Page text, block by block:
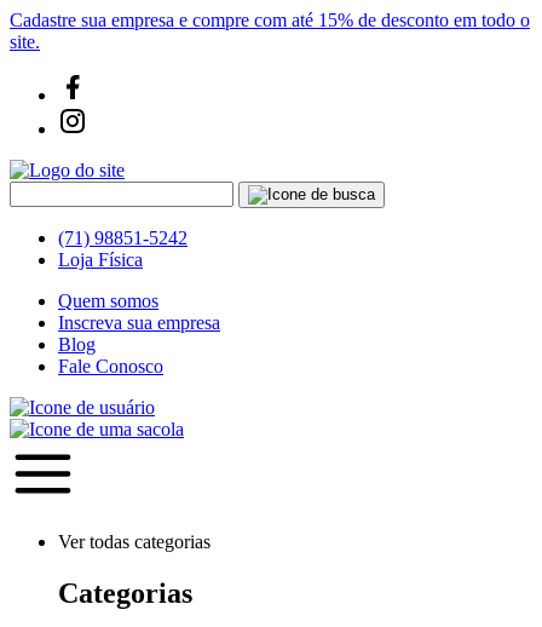
Cadastre sua empresa e compre com até 15% de desconto em todo o
site.
(71) 98851-5242
Loja Física
Quem somos
Inscreva sua empresa
Blog
Fale Conosco
Ver todas categorias
Categorias